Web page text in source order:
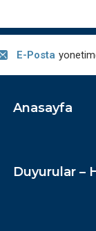
E-Posta
Anasayfa
Duyurular –